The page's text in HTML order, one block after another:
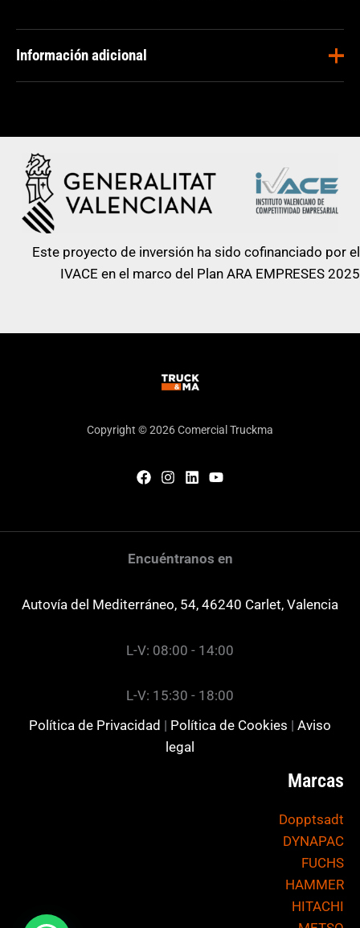
Información adicional
operativa
Aplicaciones Construcción
Ancho de
rodadura
Carga
N/A
Este proyecto de inversión ha sido cofinanciado por el
IVACE en el marco del Plan ARA EMPRESES 2025
Copyright © 2026 Comercial Truckma
Encuéntranos en
Autovía del Mediterráneo, 54, 46240 Carlet, Valencia
L-V: 08:00 - 14:00
L-V: 15:30 - 18:00
Política de Privacidad | Política de Cookies | Aviso
legal
Marcas
Dopptsadt
DYNAPAC
FUCHS
HAMMER
HITACHI